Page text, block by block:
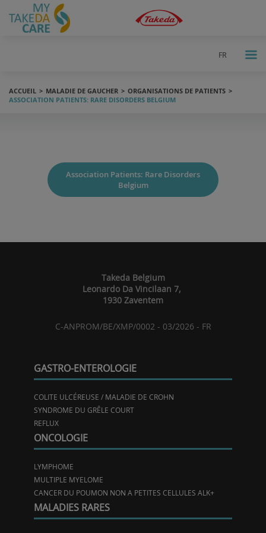
FR
ACCUEIL MALADIE DE GAUCHER
ORGANISATIONS DE PATIENTS
ASSOCIATION PATIENTS: RARE DISORDERS BELGIUM
Association Patients: Rare Disorders
Belgium
Takeda Belgium
Leonardo Da Vincilaan 7,
1930 Zaventem
C-ANPROM/BE/XMP/0002 - 03/2026 - FR
GASTRO-ENTEROLOGIE
COLITE ULCÉREUSE / MALADIE DE CROHN
SYNDROME DU GRÊLE COURT
REFLUX
ONCOLOGIE
LYMPHOME
MULTIPLE MYELOME
CANCER DU POUMON NON A PETITES CELLULES ALK+
MALADIES RARES